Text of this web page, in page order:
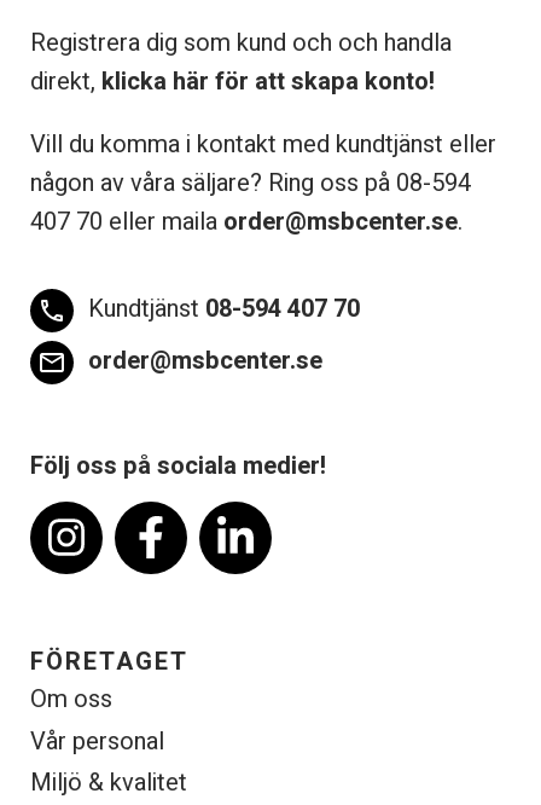
Registrera dig som kund och och handla
direkt, klicka här för att skapa konto!
Vill du komma i kontakt med kundtjänst eller
någon av våra säljare? Ring oss på 08-594
407 70 eller maila order@msbcenter.se.
phone Kundtjänst 08-594 407 70
email order@msbcenter.se
Följ oss på sociala medier!
FÖRETAGET
Om oss
Vår personal
Miljö & kvalitet